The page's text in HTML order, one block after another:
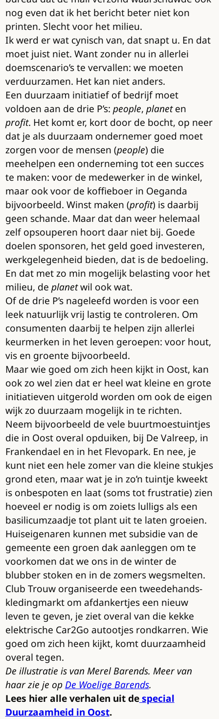
nog even dat ik het bericht beter niet kon
printen. Slecht voor het milieu.
Ik werd er wat cynisch van, dat snapt u. En dat
moet juist niet. Want zonder nu in allerlei
doemscenario’s te vervallen: we moeten
verduurzamen. Het kan niet anders.
Een duurzaam initiatief of bedrijf moet
voldoen aan de drie P’s: people, planeten
profit. Het komt er, kort door de bocht, op neer
dat je als duurzaam ondernemer goed moet
zorgen voor de mensen (people) die
meehelpen een onderneming tot een succes
te maken: voor de medewerker in de winkel,
maar ook voor de koffieboer in Oeganda
bijvoorbeeld. Winst maken (profit) is daarbij
geen schande. Maar dat dan weer helemaal
zelf opsouperen hoort daar niet bij. Goede
doelen sponsoren, het geld goed investeren,
werkgelegenheid bieden, dat is de bedoeling.
En dat met zo min mogelijk belasting voor het
milieu, de planetwil ook wat.
Of de drie P’s nageleefd worden is voor een
leek natuurlijk vrij lastig te controleren. Om
consumenten daarbij te helpen zijn allerlei
keurmerken in het leven geroepen: voor hout,
vis en groente bijvoorbeeld.
Maar wie goed om zich heen kijkt in Oost, kan
ook zo wel zien dat er heel wat kleine en grote
initiatieven uitgerold worden om ook de eigen
wijk zo duurzaam mogelijk in te richten.
Neem bijvoorbeeld de vele buurtmoestuintjes
die in Oost overal opduiken, bij De Valreep, in
Frankendael en in het Flevopark. En nee, je
kunt niet een hele zomer van die kleine stukjes
grond eten, maar wat je in zo’n tuintje kweekt
is onbespoten en laat (soms tot frustratie) zien
hoeveel er nodig is om zoiets lulligs als een
basilicumzaadje tot plant uit te laten groeien.
Huiseigenaren kunnen met subsidie van de
gemeente een groen dak aanleggen om te
voorkomen dat we ons in de winter de
blubber stoken en in de zomers wegsmelten.
Club Trouw organiseerde een tweedehands-
kledingmarkt om afdankertjes een nieuw
leven te geven, je ziet overal van die kekke
elektrische Car2Go autootjes rondkarren. Wie
goed om zich heen kijkt, komt duurzaamheid
overal tegen.
De illustratie is van Merel Barends. Meer van
haar zie je opDe Woelige Barends.
Lees hier alle verhalen uit despecial
Duurzaamheid in Oost.